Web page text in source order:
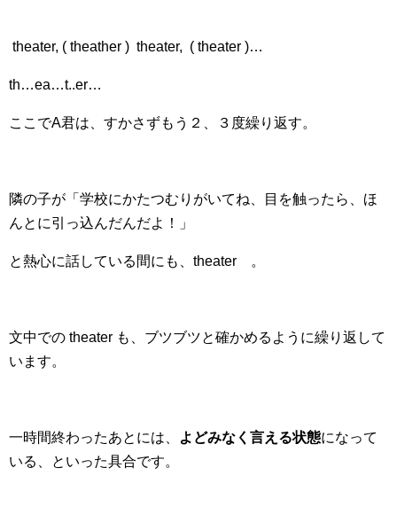
theater, ( theather ) theater, ( theater )…
th…ea…t..er…
ここでA君は、すかさずもう２、３度繰り返す。
隣の子が「学校にかたつむりがいてね、目を触ったら、ほ
んとに引っ込んだんだよ！」
と熱心に話している間にも、theater 。
文中での theater も、ブツブツと確かめるように繰り返して
います。
一時間終わったあとには、 よどみなく言える状態になって
いる、といった具合です。